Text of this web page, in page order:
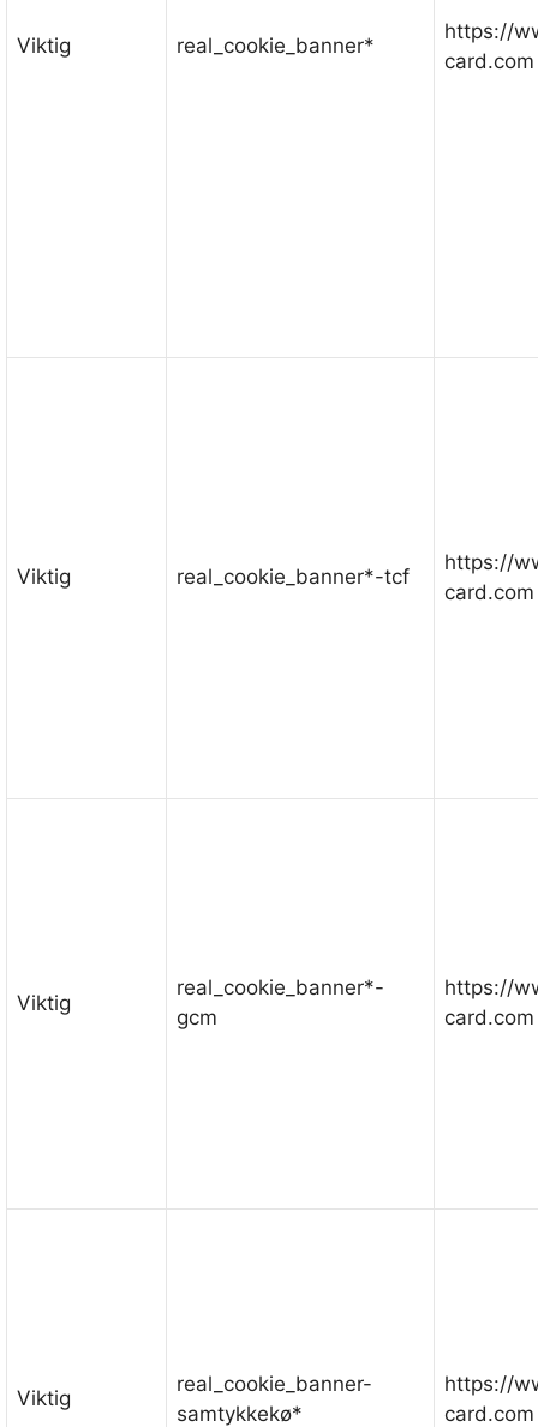
Viktig real_cookie_banner*
https://
card.com
Viktig real_cookie_banner*-tcf
https://
card.com
Viktig
real_cookie_banner*-
gcm
https://
card.com
Viktig
real_cookie_banner-
samtykkekø*
https://
card.com